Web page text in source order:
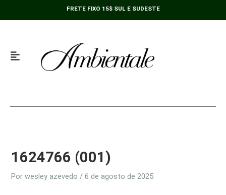
FRETE FIXO 15$ SUL E SUDESTE
1624766 (001)
Porwesley azevedo/6 de agosto de 2025